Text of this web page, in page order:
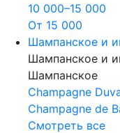
10 000–15 000
От 15 000
Шампанское и
Шампанское и
Шампанское
Champagne
Champagne de
Смотреть все